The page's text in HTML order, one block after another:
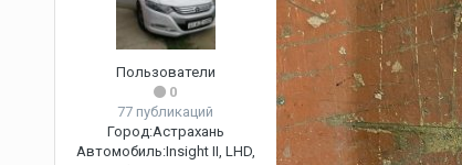
Пользователи
0
77 публикаций
Город:Астрахань
Автомобиль:Insight II, LHD,